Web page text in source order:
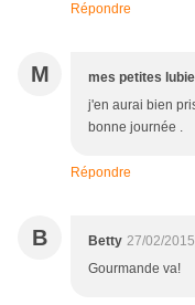
Répondre
M mes petites
j'en aurai bien
bonne journée .
Répondre
B Betty 27/02/
Gourmande va!